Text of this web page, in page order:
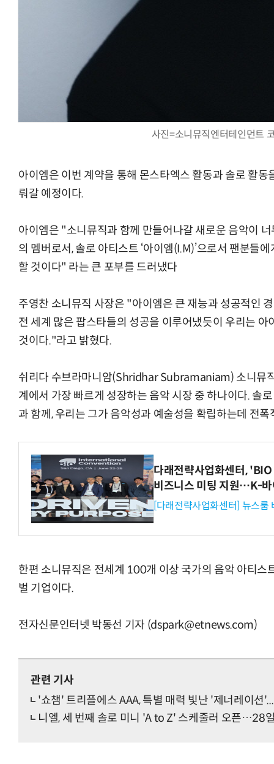
사진=소니뮤직엔터테인먼트
아이엠은 이번 계약을 통해 몬스타엑스 활동과 솔로 활
뤄갈 예정이다.
아이엠은 "소니뮤직과 함께 만들어나갈 새로운 음악이
의 멤버로서, 솔로 아티스트 ‘아이엠(I.M)’으로서 팬분들
할 것이다" 라는 큰 포부를 드러냈다
주영찬 소니뮤직 사장은 "아이엠은 큰 재능과 성공적인
전 세계 많은 팝스타들의 성공을 이루어냈듯이 우리는
것이다."라고 밝혔다.
쉬리다 수브라마니암(Shridhar Subramaniam) 소니뮤
계에서 가장 빠르게 성장하는 음악 시장 중 하나이다. 솔
과 함께, 우리는 그가 음악성과 예술성을 확립하는데 전
다래전략사업화센터,
비즈니스 미팅 지원…K-바
[다래전략사업화센터] 뉴스룸
한편 소니뮤직은 전세계 100개 이상 국가의 음악 아티스
벌 기업이다.
전자신문인터넷 박동선 기자 (dspark@etnews.com)
관련 기사
'쇼챔' 트리플에스 AAA, 특별 매력 빛난 '제너레이션
니엘, 세 번째 솔로 미니 'A to Z' 스케줄러 오픈…28